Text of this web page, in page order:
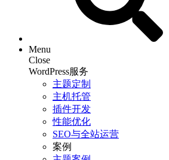
Menu
Close
WordPress服务
主题定制
主机托管
插件开发
性能优化
SEO与全站运营
案例